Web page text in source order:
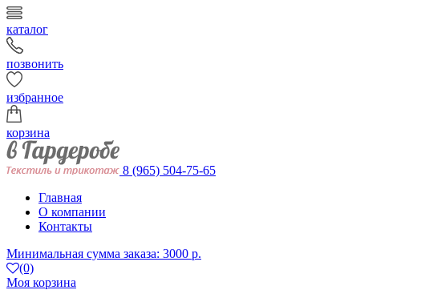
каталог
позвонить
избранное
корзина
8 (965) 504-75-65
Главная
О компании
Контакты
Минимальная сумма заказа: 3000 р.
(0)
Моя корзина